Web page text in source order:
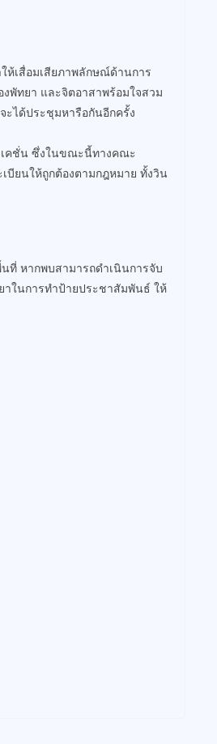
ห้เสื่อมเสียภาพลักษณ์ด้านการ
พัทยา และจิตอาสาพร้อมใจสวม
ะได้ประชุมหารือกันอีกครั้ง
เคชั่น ซึ่งในขณะนี้ทางคณะ
บียนให้ถูกต้องตามกฎหมาย ทั้งวิน
ที่ หากพบสามารถดำเนินการจับ
าในการทำป้ายประชาสัมพันธ์ ให้